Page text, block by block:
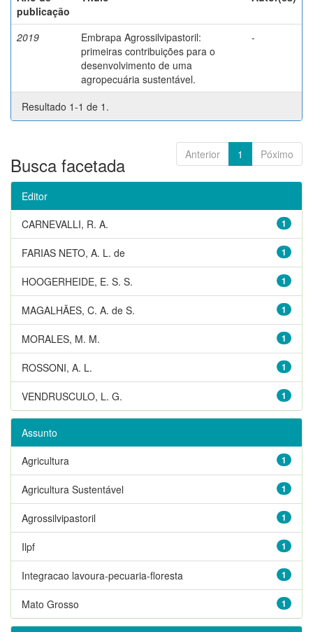
publicação
2019
Embrapa Agrossilvipastoril:
primeiras contribuições para o
desenvolvimento de uma
agropecuária sustentável.
-
Resultado 1-1 de 1.
Anterior 1 Póximo
Busca facetada
Editor
1
CARNEVALLI, R. A.
1
FARIAS NETO, A. L. de
1
HOOGERHEIDE, E. S. S.
1
MAGALHÃES, C. A. de S.
1
MORALES, M. M.
1
ROSSONI, A. L.
1
VENDRUSCULO, L. G.
Assunto
1
Agricultura
1
Agricultura Sustentável
1
Agrossilvipastoril
1
Ilpf
1
Integracao lavoura-pecuaria-floresta
1
Mato Grosso